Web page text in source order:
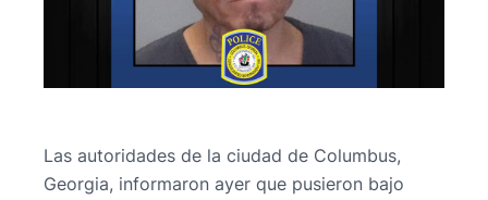
Las autoridades de la ciudad de Columbus,
Georgia, informaron ayer que pusieron bajo